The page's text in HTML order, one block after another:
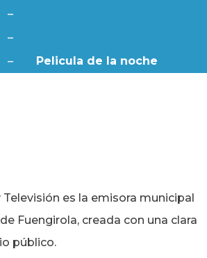
–
–
– Pelicula de la noche
Televisión es la emisora municipal
Fuengirola, creada con una clara
público.